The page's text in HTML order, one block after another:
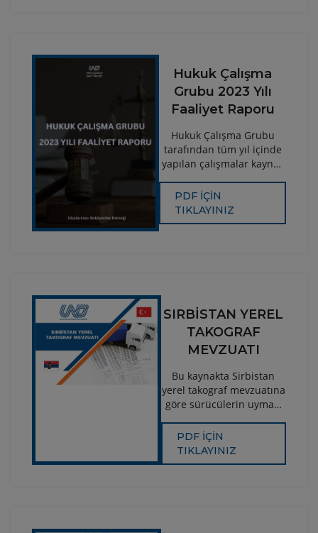
Hukuk Çalışma
Grubu 2023 Yılı
Faaliyet Raporu
Hukuk Çalışma Grubu
tarafından tüm yıl içinde
yapılan çalışmalar kaynak
sektörümüzün bu
bilgilerden
faydalandırılması
sektörümüzün istifadesine
sunulmuştur.
PDF İÇİN
TIKLAYINIZ
SIRBİSTAN YEREL
TAKOGRAF
MEVZUATI
Bu kaynakta Sirbistan
yerel takograf mevzuatına
göre sürücülerin uyması
içermektedir.
PDF İÇİN
TIKLAYINIZ